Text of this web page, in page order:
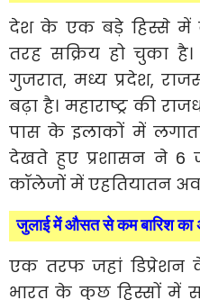
देश के एक बड़े हिस्से में
तरह सक्रिय हो चुका
गुजरात, मध्य प्रदेश,
बढ़ा है। महाराष्ट्र की
पास के इलाकों में
देखते हुए प्रशासन ने
कॉलेजों में एहतियातन
जुलाई में औसत से कम बारिश का
एक तरफ जहां डिप्रेशन
भारत के कुछ हिस्सों में